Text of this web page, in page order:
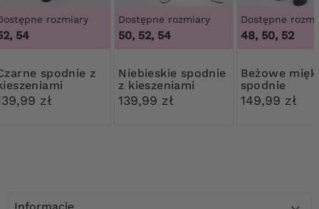
rozmiary
54
z
zł
Dostępne rozmiary
50, 52, 54
Niebieskie spodnie
z kieszeniami
139,99 zł
Dostępne
48, 50, 52
Beżowe miękkie
spodnie
149,99 zł